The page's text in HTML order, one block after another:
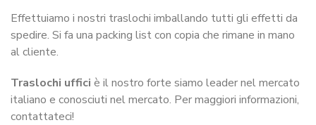
Effettuiamo i nostri traslochi imballando tutti gli effetti da
spedire. Si fa una packing list con copia che rimane in mano
al cliente.
Traslochi uffici è il nostro forte siamo leader nel mercato
italiano e conosciuti nel mercato. Per maggiori informazioni,
contattateci!